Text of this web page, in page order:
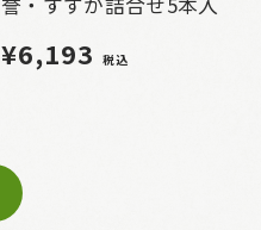
¥6,193 税込